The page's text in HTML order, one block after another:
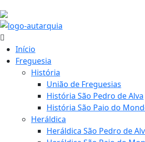
Início
Freguesia
História
União de Freguesias
História São Pedro de Alva
História São Paio do
Heráldica
Heráldica São Pedro de